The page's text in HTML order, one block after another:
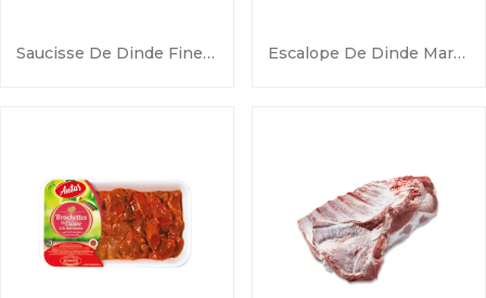
Saucisse De Dinde Fines Herbes Escalope De Dinde Marocaine